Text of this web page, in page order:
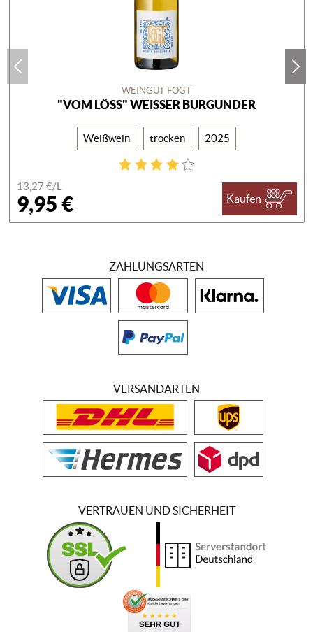
WEINGUT FOGT
"VOM LÖSS" WEISSER BURGUNDER
Weißwein trocken 2025
13,27 €/L
9,95 € Kaufen
ZAHLUNGSARTEN
VERSANDARTEN
VERTRAUEN UND SICHERHEIT